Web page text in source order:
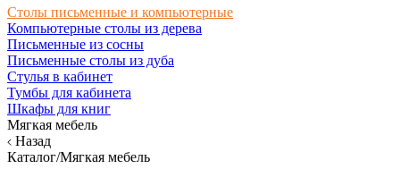
Столы письменные и компьютерные
Компьютерные столы из дерева
Письменные из сосны
Письменные столы из дуба
Стулья в кабинет
Тумбы для кабинета
Шкафы для книг
Мягкая мебель
Назад
Каталог/Мягкая мебель